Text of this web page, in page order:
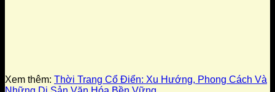
Xem thêm: Thời Trang Cổ Điển: Xu Hướng, Phong Cách Và